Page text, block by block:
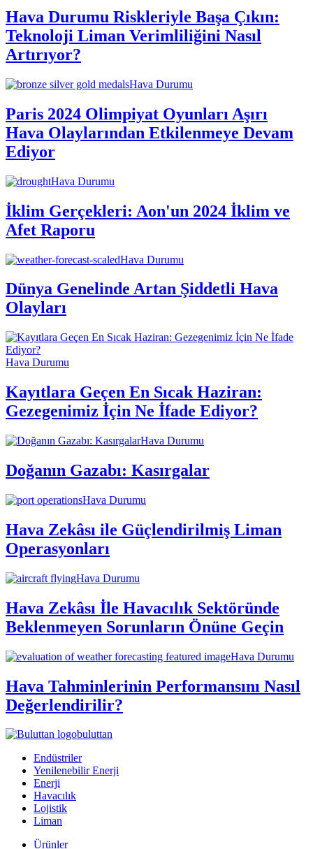
Hava Durumu Riskleriyle Başa Çıkın:
Teknoloji Liman Verimliliğini Nasıl
Artırıyor?
Hava Durumu
Paris 2024 Olimpiyat Oyunları Aşırı
Hava Olaylarından Etkilenmeye Devam
Ediyor
Hava Durumu
İklim Gerçekleri: Aon'un 2024 İklim ve
Afet Raporu
Hava Durumu
Dünya Genelinde Artan Şiddetli Hava
Olayları
Hava Durumu
Kayıtlara Geçen En Sıcak Haziran:
Gezegenimiz İçin Ne İfade Ediyor?
Hava Durumu
Doğanın Gazabı: Kasırgalar
Hava Durumu
Hava Zekâsı ile Güçlendirilmiş Liman
Operasyonları
Hava Durumu
Hava Zekâsı İle Havacılık Sektöründe
Beklenmeyen Sorunların Önüne Geçin
Hava Durumu
Hava Tahminlerinin Performansını Nasıl
Değerlendirilir?
buluttan
Endüstriler
Yenilenebilir Enerji
Enerji
Havacılık
Lojistik
Liman
Ürünler